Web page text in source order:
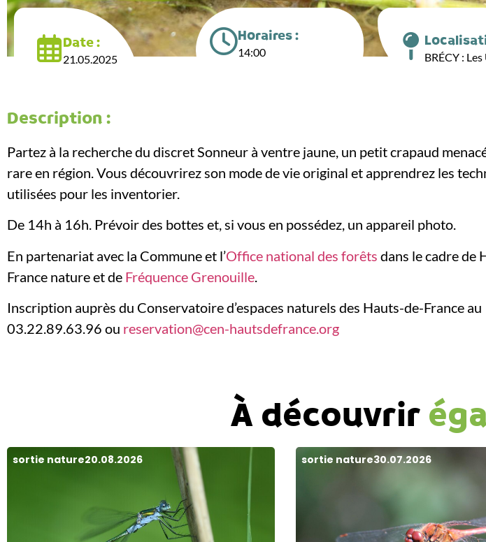
Date :
21.05.2025
Horaires :
14:00 BRÉCY :
Description :
Partez à la recherche du discret Sonneur à ventre jaune, un petit crapaud
rare en région. Vous découvrirez son mode de vie original et apprendrez les
utilisées pour les inventorier.
De 14h à 16h. Prévoir des bottes et, si vous en possédez, un appareil photo.
En partenariat avec la Commune et l’Office national des forêts dans le cadre de
France nature et de Fréquence Grenouille
Inscription auprès du Conservatoire d’espaces naturels des Hauts-de-France au
03.22.89.63.96 ou reservation@cen-hautsdefrance.org
À découvrir
sortie nature20.08.2026 sortie nature30.07.2026